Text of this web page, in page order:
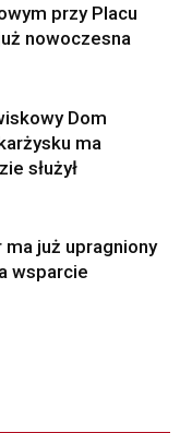
przy Placu
nowoczesna
Dom
ma
służył
już upragniony
wsparcie